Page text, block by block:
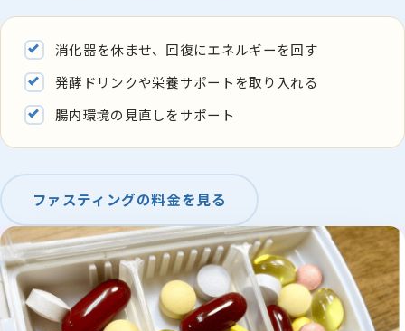
消化器を休ませ、回復にエネルギーを回す
発酵ドリンクや栄養サポートを取り入れる
腸内環境の見直しをサポート
ファスティングの料金を見る